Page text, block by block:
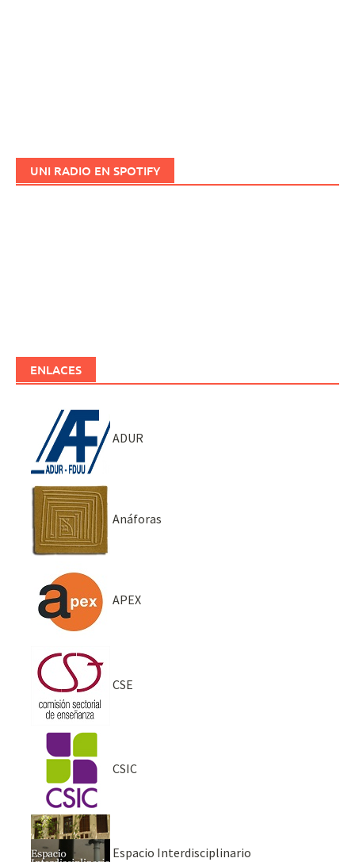
UNI RADIO EN SPOTIFY
ENLACES
ADUR
Anáforas
APEX
CSE
CSIC
Espacio Interdisciplinario